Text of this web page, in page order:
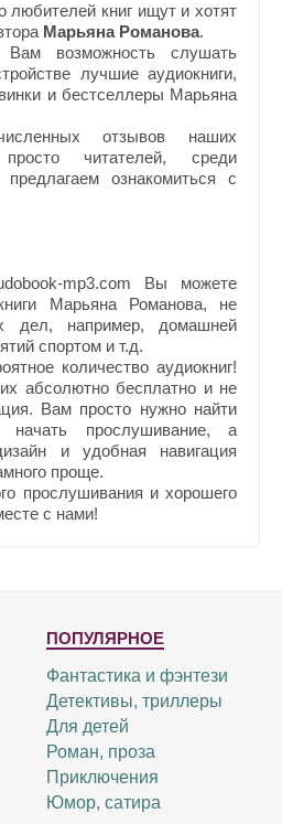
любителей книг ищут и хотят
Марьяна Романова.
возможность слушать
лучшие аудиокниги,
и бестселлеры Марьяна
отзывов наших
читателей, среди
ознакомиться с
mp3.com Вы можете
Марьяна Романова, не
дел, например, домашней
спортом и т.д.
количество аудиокниг!
абсолютно бесплатно и не
Вам просто нужно найти
прослушивание, а
и удобная навигация
проще.
прослушивания и хорошего
с нами!
ПОПУЛЯРНОЕ
Фантастика и фэнтези
Детективы, триллеры
Для детей
Роман, проза
Приключения
Юмор, сатира